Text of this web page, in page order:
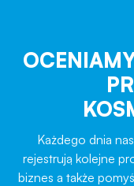
Każdego dnia
rejestrują kolejne
biznes a także